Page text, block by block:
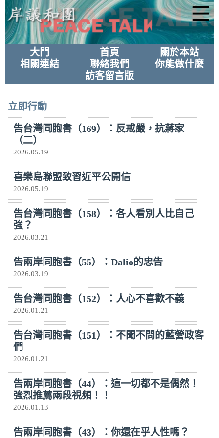
大門 首頁
關於本站
相關連結
聯絡我們
你能做什麼
訪客留言版
立即行動
告台灣同胞書（169）：反戒嚴，抗蔣家
（二）
2026.05.19
喜樂島聯盟致習近平公開信
2026.05.19
告台灣同胞書（158）：各人看別人比自己
強？
2026.03.21
告兩岸同胞書（55）：Dalio的忠告
2026.03.19
告台灣同胞書（152）：人心不喜歡不義
2026.01.21
告台灣同胞書（151）：不聞不問的藍營政客
們
2026.01.21
告兩岸同胞書（44）：這一切都不是偶然！
強烈推薦兩段視頻！！
2026.01.13
告兩岸同胞書（43）：你還在乎人性嗎？